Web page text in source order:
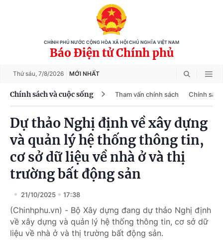
CHÍNH PHỦ NƯỚC CỘNG HÒA XÃ HỘI CHỦ NGHĨA VIỆT NAM
Báo Điện tử Chính phủ
Thứ sáu, 7/8/2026 MỚI NHẤT
Chính sách và cuộc sống Tham vấn chính sách Chính
Dự thảo Nghị định về xây dựng
và quản lý hệ thống thông tin,
cơ sở dữ liệu về nhà ở và thị
trường bất động sản
21/10/2025 17:38
(Chinhphu.vn) - Bộ Xây dựng đang dự thảo Nghị định
về xây dựng và quản lý hệ thống thông tin, cơ sở dữ
liệu về nhà ở và thị trường bất động sản.